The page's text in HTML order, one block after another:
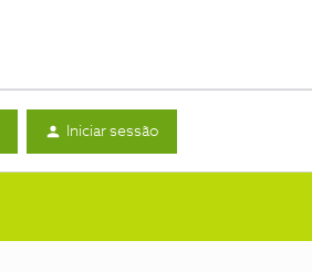
Iniciar sessão